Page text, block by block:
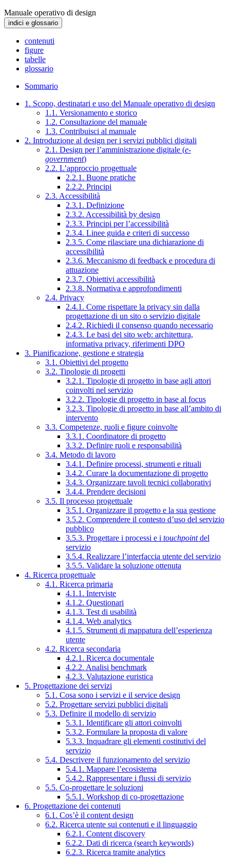
Manuale operativo di design
indici e glossario
contenuti
figure
tabelle
glossario
Sommario
1. Scopo, destinatari e uso del Manuale operativo di design
1.1. Versionamento e storico
1.2. Consultazione del manuale
1.3. Contribuisci al manuale
2. Introduzione al design per i servizi pubblici digitali
2.1. Design per l’amministrazione digitale (e-
government)
2.2. L’approccio progettuale
2.2.1. Buone pratiche
2.2.2. Principi
2.3. Accessibilità
2.3.1. Definizione
2.3.2. Accessibilità by design
2.3.3. Principi per l’accessibilità
2.3.4. Linee guida e criteri di successo
2.3.5. Come rilasciare una dichiarazione di
accessibilità
2.3.6. Meccanismo di feedback e procedura di
attuazione
2.3.7. Obiettivi accessibilità
2.3.8. Normativa e approfondimenti
2.4. Privacy
2.4.1. Come rispettare la privacy sin dalla
progettazione di un sito o servizio digitale
2.4.2. Richiedi il consenso quando necessario
2.4.3. Le basi del sito web: architettura,
informativa privacy, riferimenti DPO
3. Pianificazione, gestione e strategia
3.1. Obiettivi del progetto
3.2. Tipologie di progetti
3.2.1. Tipologie di progetto in base agli attori
coinvolti nel servizio
3.2.2. Tipologie di progetto in base al focus
3.2.3. Tipologie di progetto in base all’ambito di
intervento
3.3. Competenze, ruoli e figure coinvolte
3.3.1. Coordinatore di progetto
3.3.2. Definire ruoli e responsabilità
3.4. Metodo di lavoro
3.4.1. Definire processi, strumenti e rituali
3.4.2. Curare la documentazione di progetto
3.4.3. Organizzare tavoli tecnici collaborativi
3.4.4. Prendere decisioni
3.5. Il processo progettuale
3.5.1. Organizzare il progetto e la sua gestione
3.5.2. Comprendere il contesto d’uso del servizio
pubblico
3.5.3. Progettare i processi e i touchpointdel
servizio
3.5.4. Realizzare l’interfaccia utente del servizio
3.5.5. Validare la soluzione ottenuta
4. Ricerca progettuale
4.1. Ricerca primaria
4.1.1. Interviste
4.1.2. Questionari
4.1.3. Test di usabilità
4.1.4. Web analytics
4.1.5. Strumenti di mappatura dell’esperienza
utente
4.2. Ricerca secondaria
4.2.1. Ricerca documentale
4.2.2. Analisi benchmark
4.2.3. Valutazione euristica
5. Progettazione dei servizi
5.1. Cosa sono i servizi e il service design
5.2. Progettare servizi pubblici digitali
5.3. Definire il modello di servizio
5.3.1. Identificare gli attori coinvolti
5.3.2. Formulare la proposta di valore
5.3.3. Inquadrare gli elementi costitutivi del
servizio
5.4. Descrivere il funzionamento del servizio
5.4.1. Mappare l’ecosistema
5.4.2. Rappresentare i flussi di servizio
5.5. Co-progettare le soluzioni
5.5.1. Workshop di co-progettazione
6. Progettazione dei contenuti
6.1. Cos’è il content design
6.2. Ricerca utente sui contenuti e il linguaggio
6.2.1. Content discovery
6.2.2. Dati di ricerca (search keywords)
6.2.3. Ricerca tramite analytics